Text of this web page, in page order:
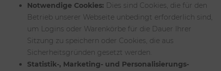
Notwendige Cookies: Dies sind Cookies, die für den
Betrieb unserer Webseite unbedingt erforderlich sind,
um Logins oder Warenkörbe für die Dauer Ihrer
Sitzung zu speichern oder Cookies, die aus
Sicherheitsgründen gesetzt werden.
Statistik-, Marketing- und Personalisierungs-